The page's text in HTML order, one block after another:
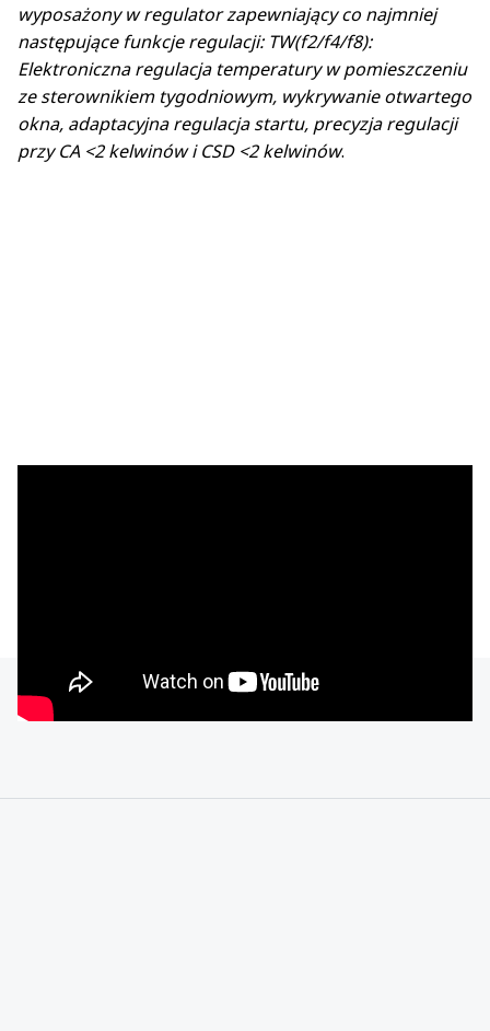
wyposażony w regulator zapewniający co najmniej
następujące funkcje regulacji: TW(f2/f4/f8):
Elektroniczna regulacja temperatury w pomieszczeniu
ze sterownikiem tygodniowym, wykrywanie otwartego
okna, adaptacyjna regulacja startu, precyzja regulacji
przy CA <2 kelwinów i CSD <2 kelwinów.